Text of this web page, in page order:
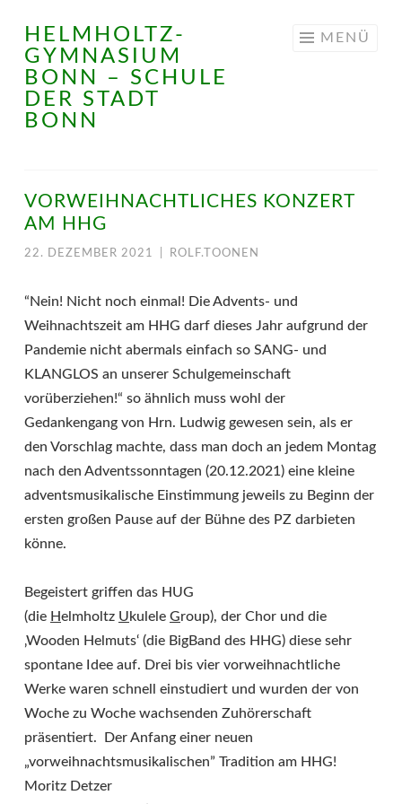
Springe
zum
Inhalt
HELMHOLTZ-
GYMNASIUM
BONN – SCHULE
DER STADT
BONN
MENÜ
VORWEIHNACHTLICHES KONZERT
AM HHG
22. DEZEMBER 2021 ROLF.TOONEN
“Nein! Nicht noch einmal! Die Advents- und
Weihnachtszeit am HHG darf dieses Jahr aufgrund der
Pandemie nicht abermals einfach so SANG- und
KLANGLOS an unserer Schulgemeinschaft
vorüberziehen!“ so ähnlich muss wohl der
Gedankengang von Hrn. Ludwig gewesen sein, als er
den Vorschlag machte, dass man doch an jedem Montag
nach den Adventssonntagen (20.12.2021) eine kleine
adventsmusikalische Einstimmung jeweils zu Beginn der
ersten großen Pause auf der Bühne des PZ darbieten
könne.
Begeistert griffen das HUG
(die Helmholtz Ukulele Group), der Chor und die
‚Wooden Helmuts‘ (die BigBand des HHG) diese sehr
spontane Idee auf. Drei bis vier vorweihnachtliche
Werke waren schnell einstudiert und wurden der von
Woche zu Woche wachsenden Zuhörerschaft
präsentiert. Der Anfang einer neuen
„vorweihnachtsmusikalischen” Tradition am HHG!
Moritz Detzer